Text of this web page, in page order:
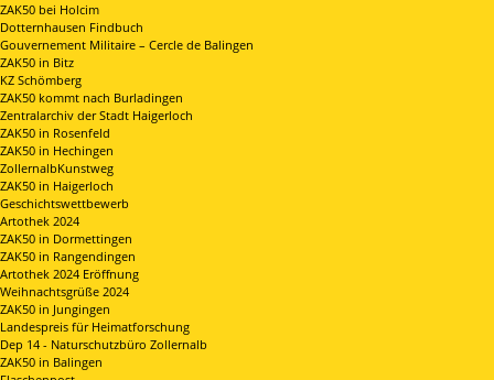
ZAK50 bei Holcim
Dotternhausen Findbuch
Gouvernement Militaire – Cercle de Balingen
ZAK50 in Bitz
KZ Schömberg
ZAK50 kommt nach Burladingen
Zentralarchiv der Stadt Haigerloch
ZAK50 in Rosenfeld
ZAK50 in Hechingen
ZollernalbKunstweg
ZAK50 in Haigerloch
Geschichtswettbewerb
Artothek 2024
ZAK50 in Dormettingen
ZAK50 in Rangendingen
Artothek 2024 Eröffnung
Weihnachtsgrüße 2024
ZAK50 in Jungingen
Landespreis für Heimatforschung
Dep 14 - Naturschutzbüro Zollernalb
ZAK50 in Balingen